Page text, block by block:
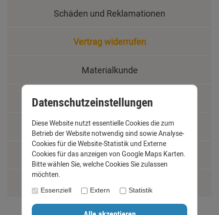
Schäden und Reklamationen
Vertrag widerrufen
Materialkunde
Fachbegriffe
Jobs
Montage und Installationshilfen
Datenschutzeinstellungen
Diese Website nutzt essentielle Cookies die zum
Betrieb der Website notwendig sind sowie Analyse-
Cookies für die Website-Statistik und Externe
Cookies für das anzeigen von Google Maps Karten.
Bitte wählen Sie, welche Cookies Sie zulassen
möchten.
Essenziell Extern Statistik